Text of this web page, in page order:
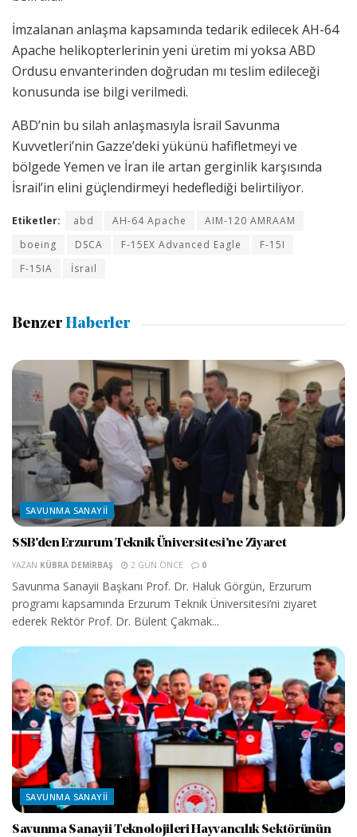
İmzalanan anlaşma kapsamında tedarik edilecek AH-64
Apache helikopterlerinin yeni üretim mi yoksa ABD
Ordusu envanterinden doğrudan mı teslim edileceği
konusunda ise bilgi verilmedi.
ABD’nin bu silah anlaşmasıyla İsrail Savunma
Kuvvetleri’nin Gazze’deki yükünü hafifletmeyi ve
bölgede Yemen ve İran ile artan gerginlik karşısında
İsrail’in elini güçlendirmeyi hedeflediği belirtiliyor.
Etiketler: abd AH-64 Apache
AIM-120 AMRAAM
boeing
DSCA F-15EX Advanced Eagle
F-15I
F-15IA
İsrail
Benzer Haberler
SAVUNMA SANAYII
SSB’den Erzurum Teknik Üniversitesi’ne Ziyaret
YAZAN KÜBRA DEMIRBAŞ 2 GÜN ÖNCE 0
Savunma Sanayii Başkanı Prof. Dr. Haluk Görgün, Erzurum
programı kapsamında Erzurum Teknik Üniversitesi’ni ziyaret
ederek Rektör Prof. Dr. Bülent Çakmak...
SAVUNMA SANAYII
Savunma Sanayii Teknolojileri Hayvancılık Sektörünün